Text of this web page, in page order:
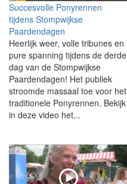
Succesvolle Ponyrennen
tijdens Stompwijkse
Paardendagen
Heerlijk weer, volle tribunes en
pure spanning tijdens de derde
dag van de Stompwijkse
Paardendagen! Het publiek
stroomde massaal toe voor het
traditionele Ponyrennen. Bekijk
in deze video het...